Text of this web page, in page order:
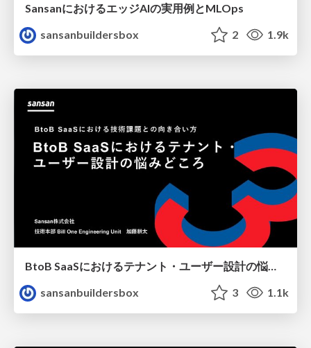
SansanにおけるエッジAIの実用例とMLOps
sansanbuildersbox
2 1.9k
BtoB SaaSにおけるテナント・ユーザー設計の悩みどころ
sansanbuildersbox
3 1.1k